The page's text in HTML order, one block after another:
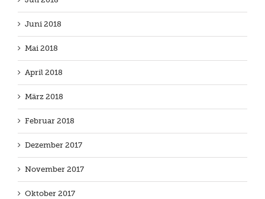
Juni 2018
Mai 2018
April 2018
März 2018
Februar 2018
Dezember 2017
November 2017
Oktober 2017